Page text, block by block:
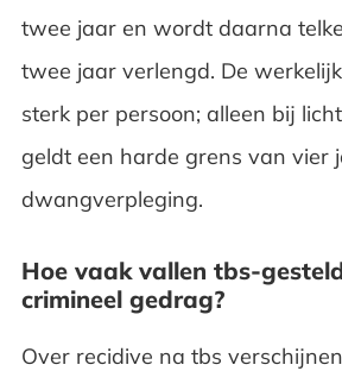
twee jaar en wordt daarna
twee jaar verlengd. De
sterk per persoon; alleen bij
geldt een harde grens van vier
dwangverpleging.
Hoe vaak vallen tbs-
crimineel gedrag?
Over recidive na tbs